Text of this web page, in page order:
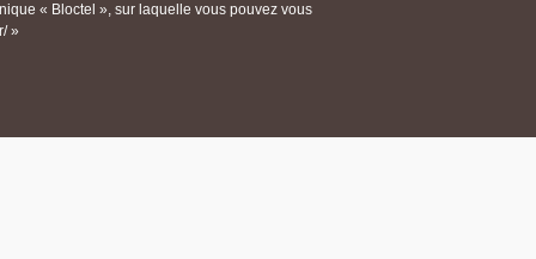
« Bloctel », sur laquelle vous pouvez vous
»